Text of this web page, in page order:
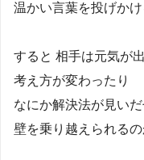
温かい言葉を投げかけ
すると 相手は元気が
考え方が変わったり
なにか解決法が見い
壁を乗り越えられる